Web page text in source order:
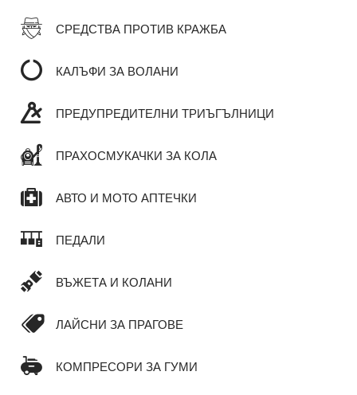
СРЕДСТВА ПРОТИВ КРАЖБА
КАЛЪФИ ЗА ВОЛАНИ
ПРЕДУПРЕДИТЕЛНИ ТРИЪГЪЛНИЦИ
ПРАХОСМУКАЧКИ ЗА КОЛА
АВТО И МОТО АПТЕЧКИ
ПЕДАЛИ
ВЪЖЕТА И КОЛАНИ
ЛАЙСНИ ЗА ПРАГОВЕ
КОМПРЕСОРИ ЗА ГУМИ